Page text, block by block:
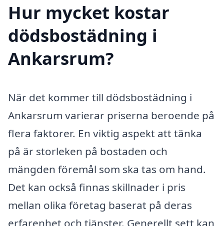
Hur mycket kostar
dödsbostädning i
Ankarsrum?
När det kommer till dödsbostädning i
Ankarsrum varierar priserna beroende på
flera faktorer. En viktig aspekt att tänka
på är storleken på bostaden och
mängden föremål som ska tas om hand.
Det kan också finnas skillnader i pris
mellan olika företag baserat på deras
erfarenhet och tjänster. Generellt sett kan